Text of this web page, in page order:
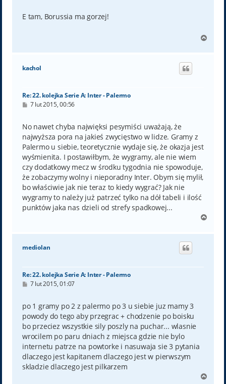
t
E tam, Borussia ma gorzej!
g
kachol
Re: 22. kolejka Serie A: Inter - Palermo
P
t
7 lut 2015, 00:56
No nawet chyba najwięksi pesymiści uważają, że
najwyższa pora na jakieś zwycięstwo w lidze. Gramy z
Palermo u siebie, teoretycznie wydaje się, że okazja jest
wyśmienita. I postawiłbym, że wygramy, ale nie wiem
czy dodatkowy mecz w środku tygodnia nie spowoduje,
że zobaczymy wolny i nieporadny Inter. Obym się mylił,
bo właściwie jak nie teraz to kiedy wygrać? Jak nie
wygramy to należy już patrzeć tylko na dół tabeli i ilość
punktów jaka nas dzieli od strefy spadkowej...
g
mediolan
Re: 22. kolejka Serie A: Inter - Palermo
P
t
7 lut 2015, 01:07
po 1 gramy po 2 z palermo po 3 u siebie juz mamy 3
powody do tego aby przegrac + chodzenie po boisku
bo przeciez wszystkie sily poszly na puchar... wlasnie
wrocilem po paru dniach z miejsca gdzie nie bylo
internetu patrze na powtorke i nasuwaja sie 3 pytania
dlaczego jest kapitanem dlaczego jest w pierwszym
skladzie dlaczego jest pilkarzem